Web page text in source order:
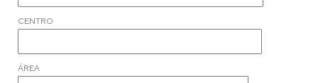
CENTRO
ÁREA